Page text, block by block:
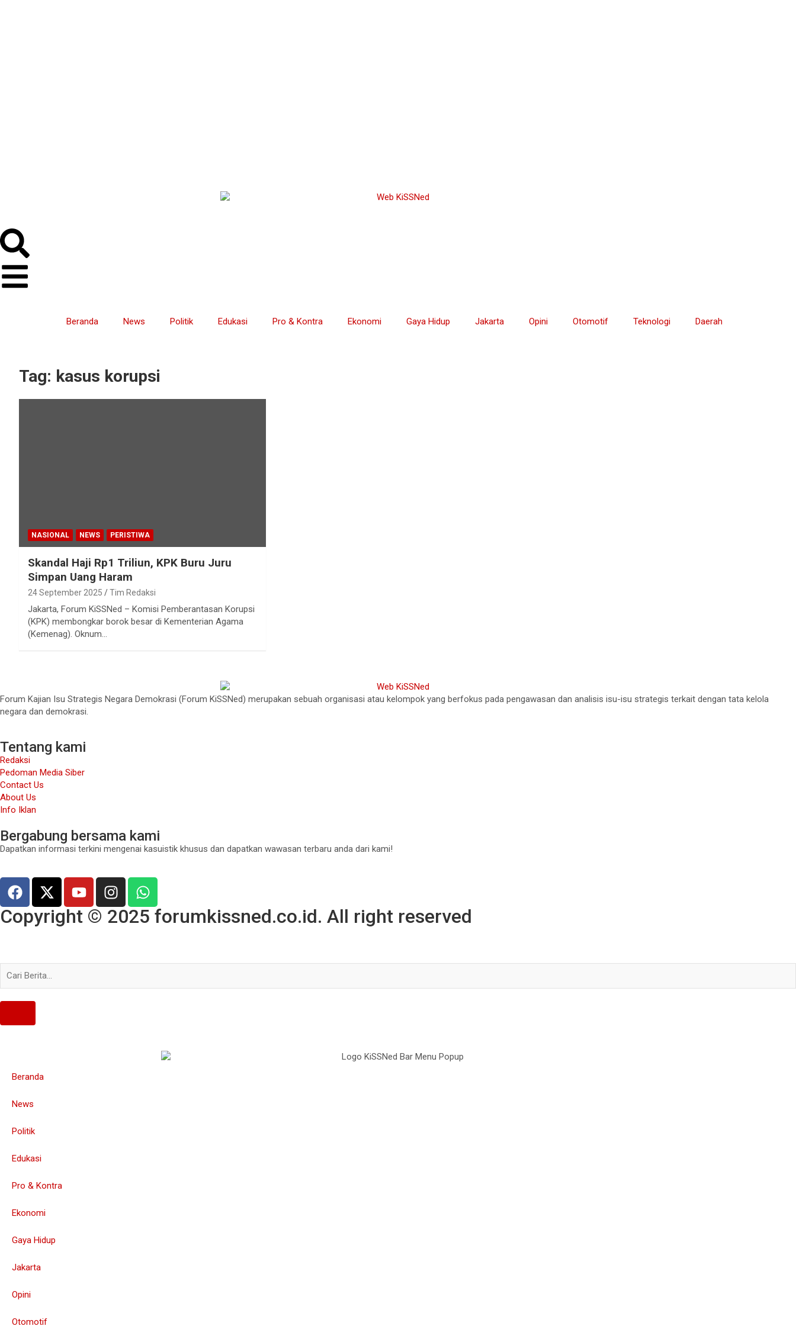
Beranda News Politik Edukasi Pro & Kontra Ekonomi Gaya Hidup Jakarta Opini Otomotif Teknologi Daerah
Tag: kasus korupsi
NASIONAL NEWS PERISTIWA
Skandal Haji Rp1 Triliun, KPK Buru Juru
Simpan Uang Haram
24 September 2025 Tim Redaksi
Jakarta, Forum KiSSNed – Komisi Pemberantasan Korupsi
(KPK) membongkar borok besar di Kementerian Agama
(Kemenag). Oknum…
Forum Kajian Isu Strategis Negara Demokrasi (Forum KiSSNed) merupakan sebuah organisasi atau kelompok yang berfokus pada pengawasan dan analisis isu-isu strategis terkait dengan tata kelola
negara dan demokrasi.
Tentang kami
Redaksi
Pedoman Media Siber
Contact Us
About Us
Info Iklan
Bergabung bersama kami
Dapatkan informasi terkini mengenai kasuistik khusus dan dapatkan wawasan terbaru anda dari kami!
Copyright © 2025 forumkissned.co.id. All right reserved
Beranda
News
Politik
Edukasi
Pro & Kontra
Ekonomi
Gaya Hidup
Jakarta
Opini
Otomotif